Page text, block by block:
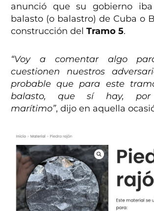
anunció que su gobierno
balasto (o balastro) de Cuba o
construcción delTramo 5.
“Voy a comentar algo
cuestionen nuestros
probable que para este
balasto, que sí hay, por
marítimo”, dijo en aquella